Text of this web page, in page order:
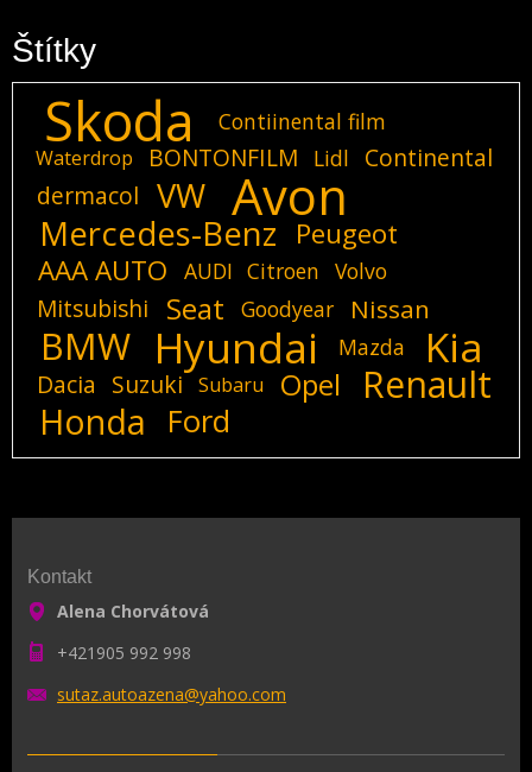
Štítky
Skoda Contiinental film
Waterdrop BONTONFILM Lidl
Continental
dermacol
VW Avon
Mercedes-Benz
Peugeot
AAA AUTO
AUDI Citroen Volvo
Mitsubishi Seat Goodyear Nissan
BMW Hyundai Mazda Kia
Dacia Suzuki Subaru Opel Renault
Honda Ford
Kontakt
Alena Chorvátová
+421905 992 998
sutaz.autoazena@yahoo.com